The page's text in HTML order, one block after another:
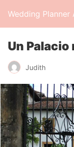
Wedding Planner
Un
Judith